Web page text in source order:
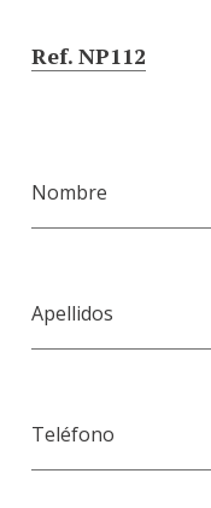
Ref. NP112